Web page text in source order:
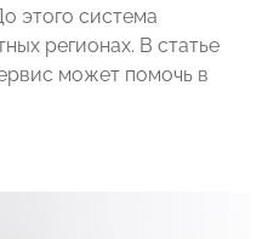
этого система
регионах. В статье
может помочь в